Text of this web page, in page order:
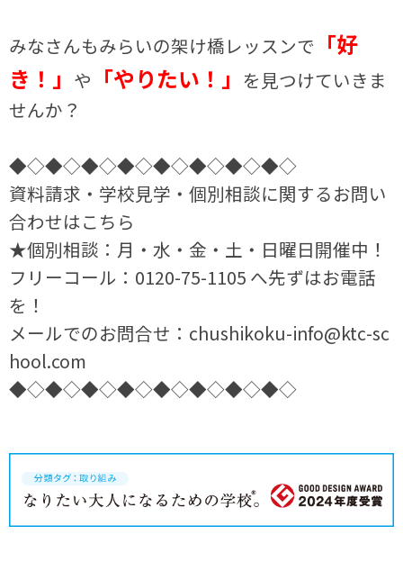
みなさんもみらいの架け橋レッスンで 「好
き！」 や 「やりたい！」 を見つけていきま
せんか？
◆◇◆◇◆◇◆◇◆◇◆◇◆◇◆◇
資料請求・学校見学・個別相談に関するお問い
合わせはこちら
★個別相談：月・水・金・土・日曜日開催中！
フリーコール：0120-75-1105 へ先ずはお電話
を！
メールでのお問合せ：chushikoku-info@ktc-sc
hool.com
◆◇◆◇◆◇◆◇◆◇◆◇◆◇◆◇